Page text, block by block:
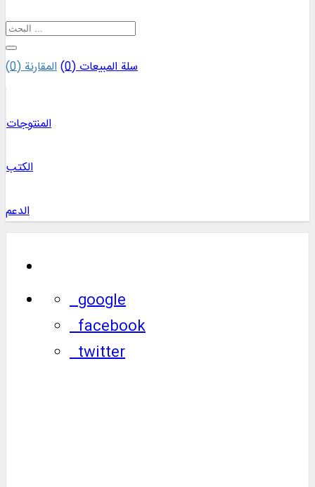
سلة المبيعات (0
)المقارنة (0
)
المنتوجات
الكتب
الدعم
google
facebook
twitter